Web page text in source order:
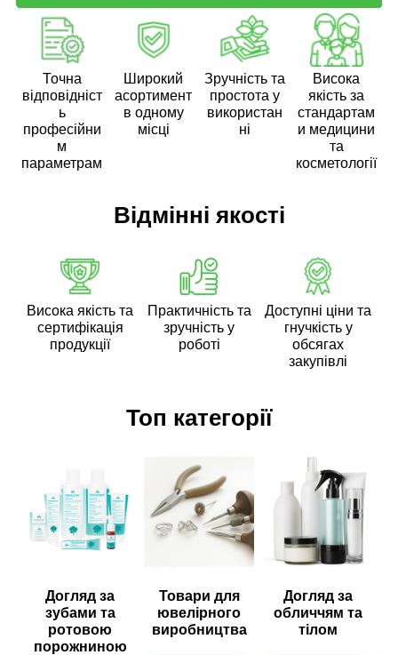
Точна
відповідніст
ь
професійни
м
параметрам
Широкий
асортимент
в одному
місці
Зручність та
простота у
використан
ні
Висока
якість за
стандартам
и медицини
та
косметології
Відмінні якості
Висока якість та
сертифікація
продукції
Практичність та
зручність у
роботі
Доступні ціни та
гнучкість у
обсягах
закупівлі
Топ категорії
Догляд за
зубами та
ротовою
порожниною
Товари для
ювелірного
виробництва
Догляд за
обличчям та
тілом